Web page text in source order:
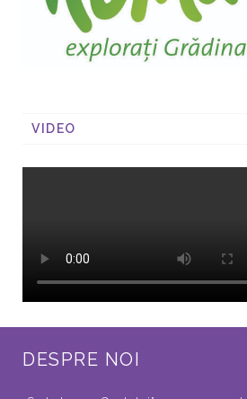
VIDEO
DESPRE NOI